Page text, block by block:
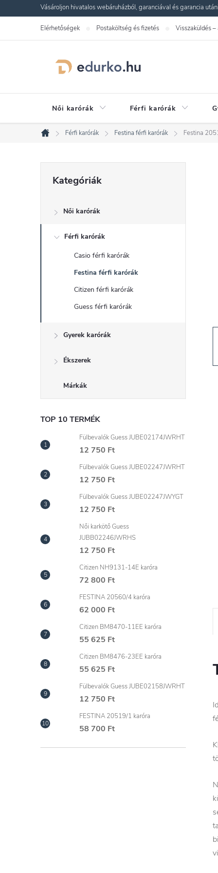
a
Vásároljon hivatalos webáruházból, garanciával és garancia
Elérhetőségek Postaköltség és fizetés Visszaküldés –
Női karórák Férfi karórák
Kezdőlap
Férfi karórák Festina férfi karórák Festina
O
d
ó
n
e
l
átugrása
Kategóriák
Női karórák
Férfi karórák
Casio férfi karórák
Festina férfi karórák
Citizen férfi karórák
Guess férfi karórák
Gyerek karórák
Ékszerek
Márkák
TOP 10 TERMÉK
Fülbevalók Guess JUBE02174JWRHT
12 750 Ft
Fülbevalók Guess JUBE02247JWRHT
12 750 Ft
Fülbevalók Guess JUBE02247JWYGT
12 750 Ft
Női karkötő Guess
JUBB02246JWRHS
12 750 Ft
Citizen NH9131-14E karóra
72 800 Ft
FESTINA 20560/4 karóra
62 000 Ft
Citizen BM8470-11EE karóra
55 625 Ft
Citizen BM8476-23EE karóra
55 625 Ft
Fülbevalók Guess JUBE02158JWRHT
12 750 Ft
FESTINA 20519/1 karóra
58 700 Ft